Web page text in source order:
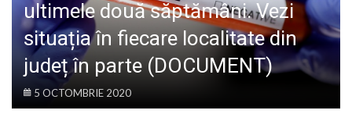
ultimele două săptămâni. Vezi
situația în fiecare localitate din
județ în parte (DOCUMENT)
5 OCTOMBRIE 2020